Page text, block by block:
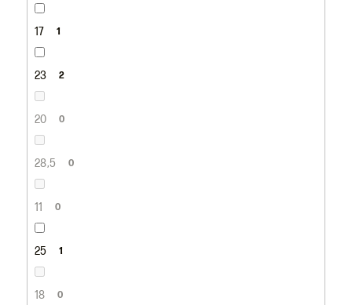
17 1
23 2
20 0
28,5 0
11 0
25 1
18 0